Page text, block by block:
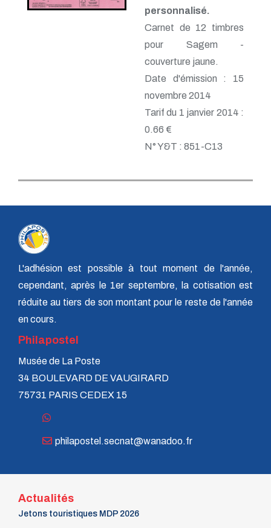
personnalisé.
Carnet de 12 timbres
pour Sagem -
couverture jaune.
Date d'émission : 15
novembre 2014
Tarif du 1 janvier 2014 :
0.66 €
N° Y&T : 851-C13
L'adhésion est possible à tout moment de l'année,
cependant, après le 1er septembre, la cotisation est
réduite au tiers de son montant pour le reste de l'année
en cours.
Philapostel
Musée de La Poste
34 BOULEVARD DE VAUGIRARD
75731 PARIS CEDEX 15
philapostel.secnat@wanadoo.fr
Actualités
Jetons touristiques MDP 2026